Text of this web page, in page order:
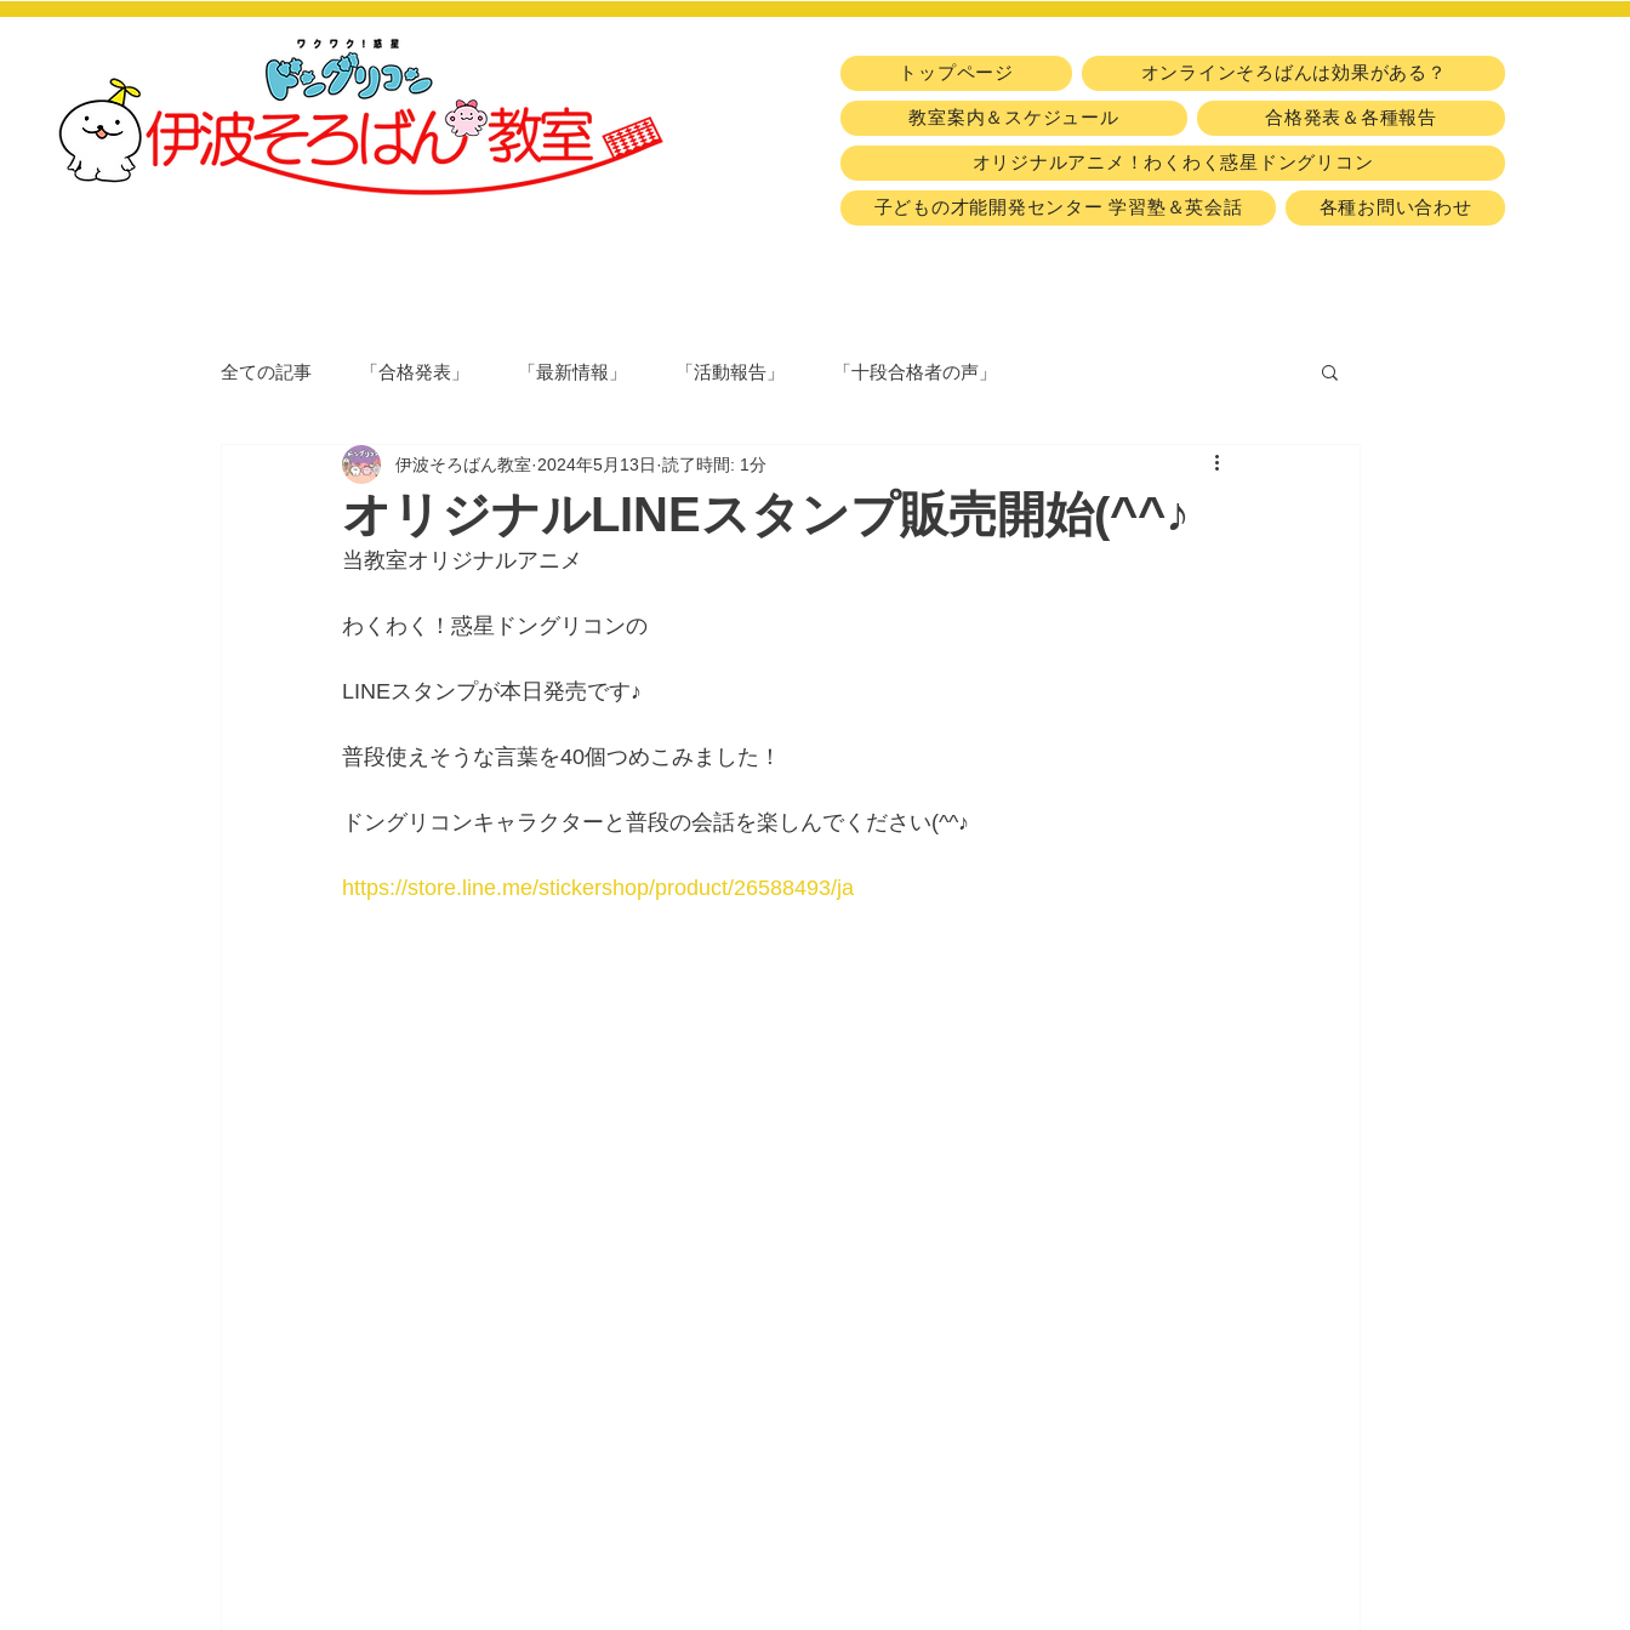
トップページ オンラインそろばんは効果がある？
教室案内＆スケジュール 合格発表＆各種報告
オリジナルアニメ！わくわく惑星ドングリコン
子どもの才能開発センター 学習塾＆英会話 各種お問い合わせ
全ての記事 「合格発表」 「最新情報」 「活動報告」 「十段合格者の声」
オリジナルLINEスタンプ販売開始(^^♪
伊波そろばん教室 2024年5月13日 読了時間: 1分
当教室オリジナルアニメ
わくわく！惑星ドングリコンの
LINEスタンプが本日発売です♪
普段使えそうな言葉を40個つめこみました！
ドングリコンキャラクターと普段の会話を楽しんでください(^^♪
https://store.line.me/stickershop/product/26588493/ja